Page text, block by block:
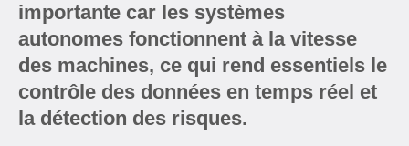
importante car les systèmes
autonomes fonctionnent à la vitesse
des machines, ce qui rend essentiels le
contrôle des données en temps réel et
la détection des risques.